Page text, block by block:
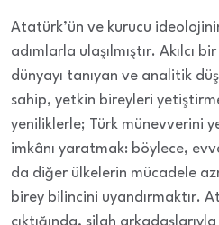
Atatürk’ün ve kurucu
adımlarla ulaşılmıştır. Akılcı
dünyayı tanıyan ve analitik
sahip, yetkin bireyleri
yeniliklerle; Türk münevverini
imkânı yaratmak: böylece,
da diğer ülkelerin mücadele
birey bilincini uyandırmaktır.
çıktığında, silah